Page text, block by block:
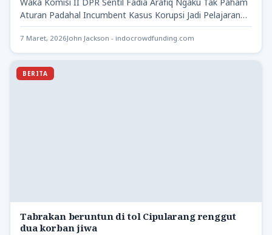
Waka Komisi II DPR Sentil Fadia Arafiq Ngaku Tak Paham
Aturan Padahal Incumbent Kasus Korupsi Jadi Pelajaran
bagi…
7 Maret, 2026John Jackson - indocrowdfunding.com
BERITA
Tabrakan beruntun di tol Cipularang renggut
dua korban jiwa